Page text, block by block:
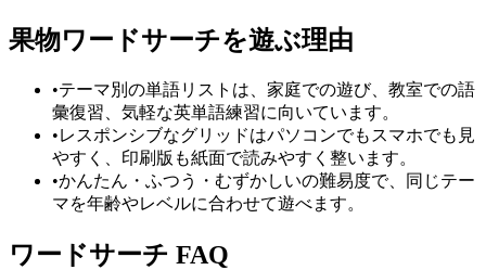
果物ワードサーチを遊ぶ理由
•テーマ別の単語リストは、家庭での遊び、教室での語
彙復習、気軽な英単語練習に向いています。
•レスポンシブなグリッドはパソコンでもスマホでも見
やすく、印刷版も紙面で読みやすく整います。
•かんたん・ふつう・むずかしいの難易度で、同じテー
マを年齢やレベルに合わせて遊べます。
ワードサーチ FAQ